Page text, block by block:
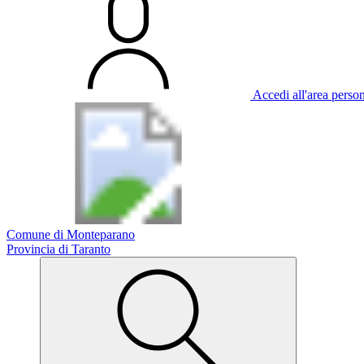
Accedi all'area
Comune di Monteparano
Provincia di Taranto